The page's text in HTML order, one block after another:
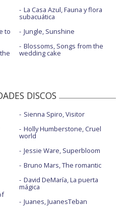
to
La Casa Azul, Fauna y flora
subacuática
Jungle, Sunshine
Blossoms, Songs from the
wedding cake
DISCOS
Sienna Spiro, Visitor
Holly Humberstone, Cruel
world
Jessie Ware, Superbloom
Bruno Mars, The romantic
David DeMaría, La puerta
mágica
Juanes, JuanesTeban